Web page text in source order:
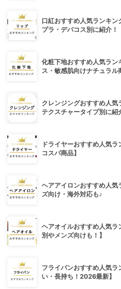
口紅おすすめ人気ランキ
プラ・デパコス別に紹介！
化粧下地おすすめ人気ラン
ス・敏感肌向けナチュラル
クレンジングおすすめ人
テクスチャータイプ別に紹
ドライヤーおすすめ人気
コスパ商品】
ヘアアイロンおすすめ人
ズ向け・海外対応も♪
ヘアオイルおすすめ人気
別やメンズ向けも！】
フライパンおすすめ人気
い・長持ち！2026最新】